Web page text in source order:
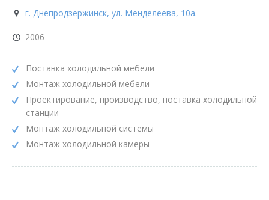
г. Днепродзержинск, ул. Менделеева, 10а.
2006
Поставка холодильной мебели
Монтаж холодильной мебели
Проектирование, производство, поставка холодильной
станции
Монтаж холодильной системы
Монтаж холодильной камеры